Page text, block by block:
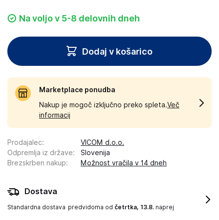
Na voljo v 5-8 delovnih dneh
Dodaj v košarico
Marketplace ponudba
Nakup je mogoč izključno preko spleta.Več
informacij
Prodajalec:
VICOM d.o.o.
Odpremlja iz države:
Slovenija
Brezskrben nakup: Možnost vračila v 14 dneh
Dostava
Standardna dostava predvidoma od četrtka, 13.8. naprej